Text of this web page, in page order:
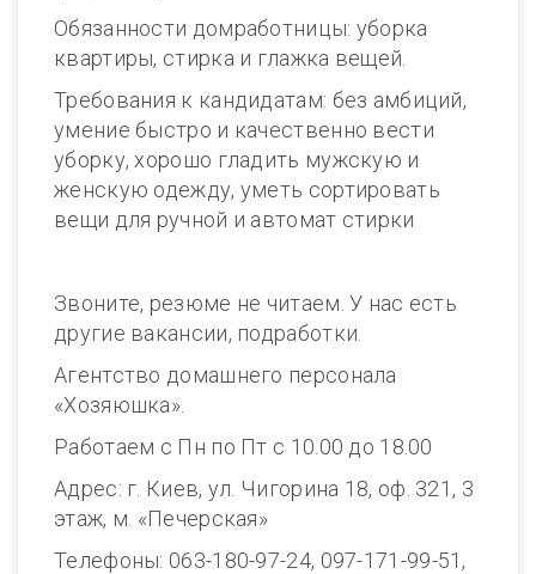
Обязанности домработницы: уборка
квартиры, стирка и глажка вещей.
Требования к кандидатам: без амбиций,
умение быстро и качественно вести
уборку, хорошо гладить мужскую и
женскую одежду, уметь сортировать
вещи для ручной и автомат стирки
Звоните, резюме не читаем. У нас есть
другие вакансии, подработки.
Агентство домашнего персонала
«Хозяюшка».
Работаем с Пн по Пт с 10.00 до 18.00
Адрес: г. Киев, ул. Чигорина 18, оф. 321, 3
этаж, м. «Печерская»
Телефоны: 063-180-97-24, 097-171-99-51,